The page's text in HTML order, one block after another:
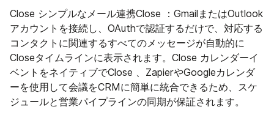
Close シンプルなメール連携Close ：GmailまたはOutlook
アカウントを接続し、OAuthで認証するだけで、対応する
コンタクトに関連するすべてのメッセージが自動的に
Closeタイムラインに表示されます。Close カレンダーイ
ベントをネイティブでClose 、ZapierやGoogleカレンダ
ーを使用して会議をCRMに簡単に統合できるため、スケ
ジュールと営業パイプラインの同期が保証されます。